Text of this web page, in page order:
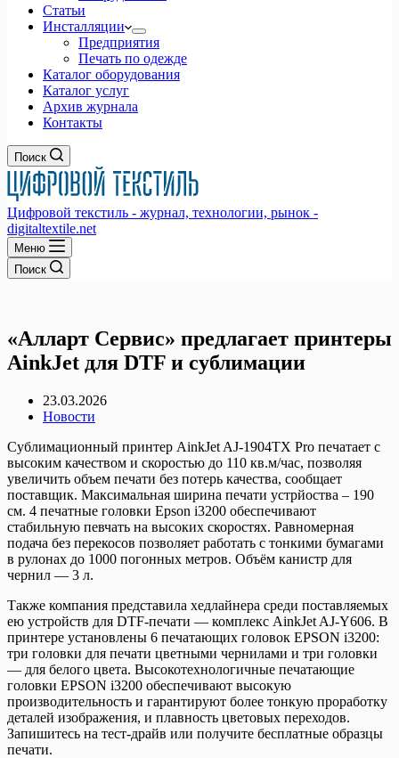
Статьи
Инсталляции
Предприятия
Печать по одежде
Каталог оборудования
Каталог услуг
Архив журнала
Контакты
Поиск
Цифровой текстиль - журнал, технологии, рынок -
digitaltextile.net
Меню
Поиск
«Алларт Сервис» предлагает принтеры
AinkJet для DTF и сублимации
23.03.2026
Новости
Сублимационный принтер AinkJet AJ-1904TX Pro печатает с
высоким качеством и скоростью до 110 кв.м/час, позволяя
увеличить объем печати без потерь качества, сообщает
поставщик. Максимальная ширина печати устрйоства – 190
см. 4 печатные головки Epson i3200 обеспечивают
стабильную певчать на высоких скоростях. Равномерная
подача без перекосов позволяет работать с тонкими бумагами
в рулонах до 1000 погонных метров. Объём канистр для
чернил — 3 л.
Также компания представила хедлайнера среди поставляемых
ею устройств для DTF-печати — комплекс AinkJet AJ-Y606. В
принтере установлены 6 печатающих головок EPSON i3200:
три головки для печати цветными чернилами и три головки
— для белого цвета. Высокотехнологичные печатающие
головки EPSON i3200 обеспечивают высокую
производительность и гарантируют более тонкую проработку
деталей изображения, и плавность цветовых переходов.
Запишитесь на тест-драйв или получите бесплатные образцы
печати.